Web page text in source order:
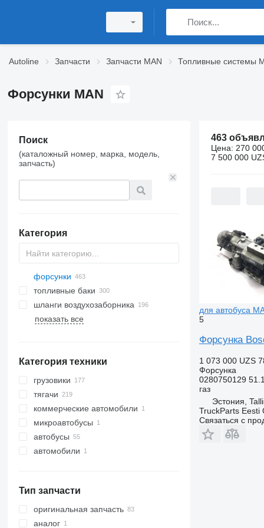
Autoline Запчасти Запчасти MAN Топливные системы
Форсунки MAN
Поиск
(каталожный номер, марка, модель,
запчасть)
Категория
форсунки
топливные баки
шланги воздухозаборника
показать все
Категория техники
грузовики
тягачи
коммерческие автомобили
микроавтобусы
автобусы
автомобили
Тип запчасти
оригинальная запчасть
аналог
463
Цена: 270
7 500 000
для автобуса
5
Форсунка
1 073 000 UZS
Форсунка
0280750129
газ
Эстония,
TruckParts Eesti
Связаться с